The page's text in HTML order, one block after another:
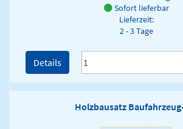
Sofort lieferbar
Lieferzeit:
2 - 3 Tage
Details
Holzbausatz